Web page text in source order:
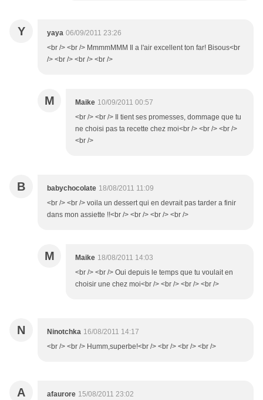
Y yaya 06/09/2011 23:26
<br /> <br /> MmmmMMM Il a l'air excellent ton far! Bisous<br
/> <br /> <br /> <br />
M Maike 10/09/2011 00:57
<br /> <br /> Il tient ses promesses, dommage que tu
ne choisi pas ta recette chez moi<br /> <br /> <br />
<br />
B babychocolate 18/08/2011 11:09
<br /> <br /> voila un dessert qui en devrait pas tarder a finir
dans mon assiette !!<br /> <br /> <br /> <br />
M Maike 18/08/2011 14:03
<br /> <br /> Oui depuis le temps que tu voulait en
choisir une chez moi<br /> <br /> <br /> <br />
N Ninotchka 16/08/2011 14:17
<br /> <br /> Humm,superbe!<br /> <br /> <br /> <br />
A afaurore 15/08/2011 23:02